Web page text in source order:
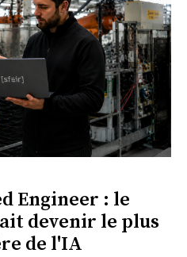
Engineer : le
devenir le plus
de l'IA